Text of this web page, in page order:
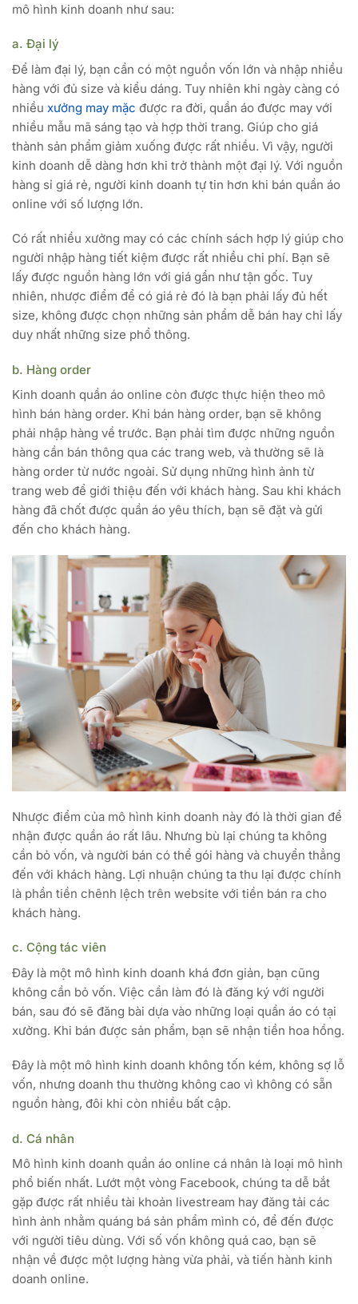
mô hình kinh doanh như sau:
a. Đại lý
Để làm đại lý, bạn cần có một nguồn vốn lớn và nhập nhiều
hàng với đủ size và kiểu dáng. Tuy nhiên khi ngày càng có
nhiều xưởng may mặc được ra đời, quần áo được may với
nhiều mẫu mã sáng tạo và hợp thời trang. Giúp cho giá
thành sản phẩm giảm xuống được rất nhiều. Vì vậy, người
kinh doanh dễ dàng hơn khi trở thành một đại lý. Với nguồn
hàng sỉ giá rẻ, người kinh doanh tự tin hơn khi bán quần áo
online với số lượng lớn.
Có rất nhiều xưởng may có các chính sách hợp lý giúp cho
người nhập hàng tiết kiệm được rất nhiều chi phí. Bạn sẽ
lấy được nguồn hàng lớn với giá gần như tận gốc. Tuy
nhiên, nhược điểm để có giá rẻ đó là bạn phải lấy đủ hết
size, không được chọn những sản phẩm dễ bán hay chỉ lấy
duy nhất những size phổ thông.
b. Hàng order
Kinh doanh quần áo online còn được thực hiện theo mô
hình bán hàng order. Khi bán hàng order, bạn sẽ không
phải nhập hàng về trước. Bạn phải tìm được những nguồn
hàng cần bán thông qua các trang web, và thường sẽ là
hàng order từ nước ngoài. Sử dụng những hình ảnh từ
trang web để giới thiệu đến với khách hàng. Sau khi khách
hàng đã chốt được quần áo yêu thích, bạn sẽ đặt và gửi
đến cho khách hàng.
Nhược điểm của mô hình kinh doanh này đó là thời gian để
nhận được quần áo rất lâu. Nhưng bù lại chúng ta không
cần bỏ vốn, và người bán có thể gói hàng và chuyển thẳng
đến với khách hàng. Lợi nhuận chúng ta thu lại được chính
là phần tiền chênh lệch trên website với tiền bán ra cho
khách hàng.
c. Cộng tác viên
Đây là một mô hình kinh doanh khá đơn giản, bạn cũng
không cần bỏ vốn. Việc cần làm đó là đăng ký với người
bán, sau đó sẽ đăng bài dựa vào những loại quần áo có tại
xưởng. Khi bán được sản phẩm, bạn sẽ nhận tiền hoa hồng.
Đây là một mô hình kinh doanh không tốn kém, không sợ lỗ
vốn, nhưng doanh thu thường không cao vì không có sẵn
nguồn hàng, đôi khi còn nhiều bất cập.
d. Cá nhân
Mô hình kinh doanh quần áo online cá nhân là loại mô hình
phổ biến nhất. Lướt một vòng Facebook, chúng ta dễ bắt
gặp được rất nhiều tài khoản livestream hay đăng tải các
hình ảnh nhằm quáng bá sản phẩm mình có, để đến được
với người tiêu dùng. Với số vốn không quá cao, bạn sẽ
nhận về được một lượng hàng vừa phải, và tiến hành kinh
doanh online.